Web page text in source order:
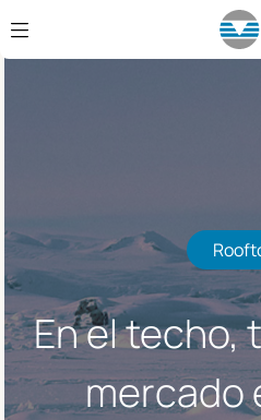
Saltar al contenido principal
En el techo,
mercado